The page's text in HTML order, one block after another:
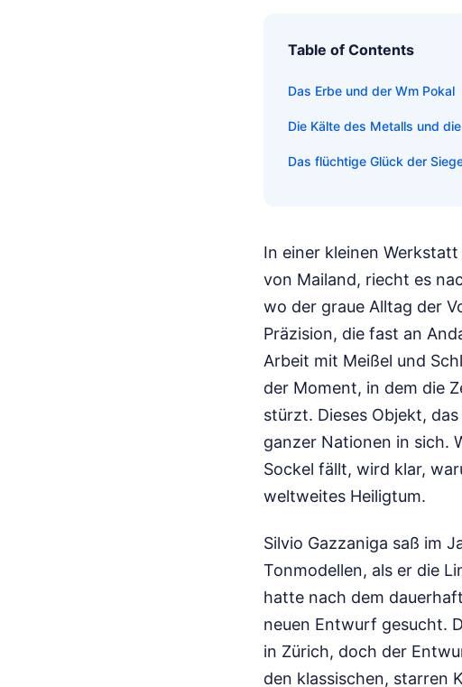
Table of Contents
Das Erbe und der Wm Pokal
Die Kälte des Metalls und
Das flüchtige Glück der
In einer kleinen
von Mailand, riecht es
wo der graue Alltag der
Präzision, die fast an
Arbeit mit Meißel und
der Moment, in dem die
stürzt. Dieses Objekt,
ganzer Nationen in sich.
Sockel fällt, wird klar,
weltweites Heiligtum.
Silvio Gazzaniga saß im
Tonmodellen, als er die
hatte nach dem
neuen Entwurf gesucht.
in Zürich, doch der
den klassischen, starren